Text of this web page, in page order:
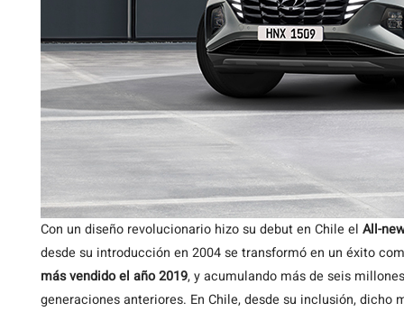
Con un diseño revolucionario hizo su debut en Chile el All-
desde su introducción en 2004 se transformó en un éxito
más vendido el año 2019, y acumulando más de seis
generaciones anteriores. En Chile, desde su inclusión, dicho